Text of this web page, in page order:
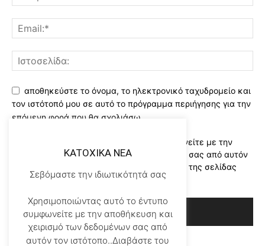
αποθηκεύστε το όνομα, το ηλεκτρονικό ταχυδρομείο και
τον ιστότοπό μου σε αυτό το πρόγραμμα περιήγησης για την
επόμενη φορά που θα σχολιάσω.
Χρησιμοποιώντας αυτό το έντυπο συμφωνείτε με την
αποθήκευση και χειρισμό των δεδομένων σας από αυτόν
τον ιστότοπο..Διαβάστε του ορους χρήσης της σελίδας
μας*
KATOXIKA NEA
Σεβόμαστε την ιδιωτικότητά σας
Χρησιμοποιώντας αυτό το έντυπο
συμφωνείτε με την αποθήκευση και
χειρισμό των δεδομένων σας από
αυτόν τον ιστότοπο..Διαβάστε του